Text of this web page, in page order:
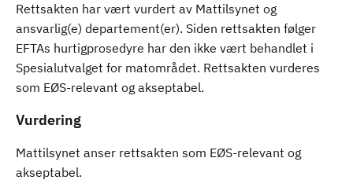
Rettsakten har vært vurdert av Mattilsynet og
ansvarlig(e) departement(er). Siden rettsakten følger
EFTAs hurtigprosedyre har den ikke vært behandlet i
Spesialutvalget for matområdet. Rettsakten vurderes
som EØS-relevant og akseptabel.
Vurdering
Mattilsynet anser rettsakten som EØS-relevant og
akseptabel.